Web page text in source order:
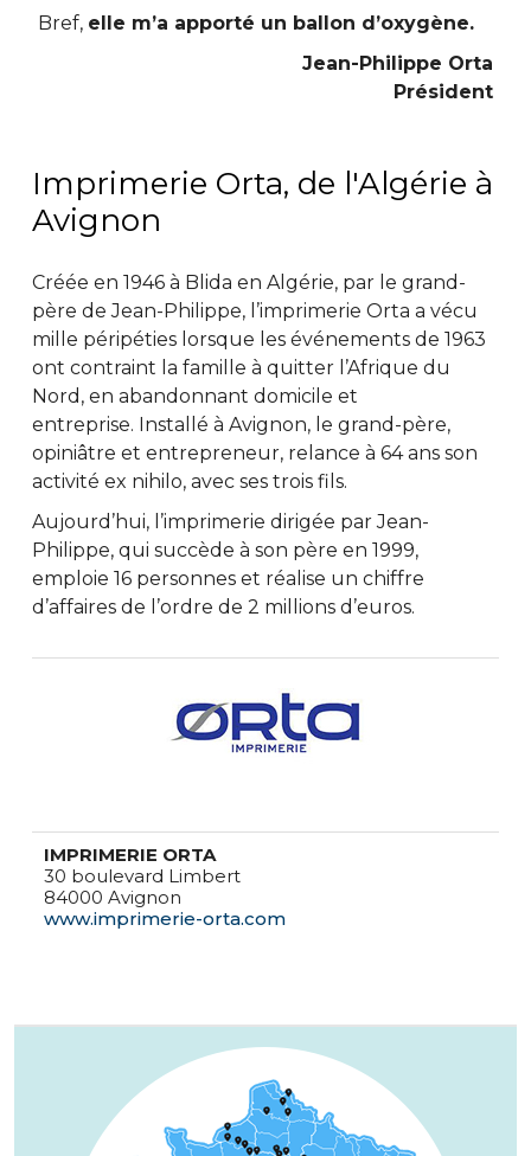
Bref, elle m’a apporté un ballon d’oxygène.
Jean-Philippe Orta
Président
Imprimerie Orta, de l'Algérie à
Avignon
Créée en 1946 à Blida en Algérie, par le grand-
père de Jean-Philippe, l’imprimerie Orta a vécu
mille péripéties lorsque les événements de 1963
ont contraint la famille à quitter l’Afrique du
Nord, en abandonnant domicile et
entreprise. Installé à Avignon, le grand-père,
opiniâtre et entrepreneur, relance à 64 ans son
activité ex nihilo, avec ses trois fils.
Aujourd’hui, l’imprimerie dirigée par Jean-
Philippe, qui succède à son père en 1999,
emploie 16 personnes et réalise un chiffre
d’affaires de l’ordre de 2 millions d’euros.
IMPRIMERIE ORTA
30 boulevard Limbert
84000 Avignon
www.imprimerie-orta.com